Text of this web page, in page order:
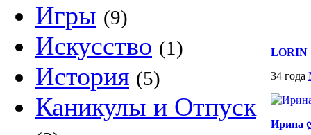
Игры (9)
Искусство (1)
История (5)
Каникулы и Отпуск
LORIN
34 года
Ирина